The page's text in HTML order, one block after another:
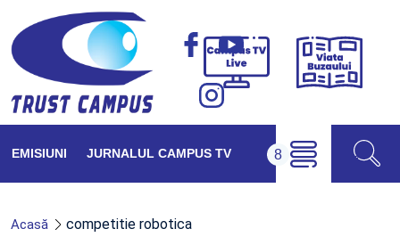
Campus
Viața
EMISIUNI JURNALUL CAMPUS TV
Acasă competitie robotica